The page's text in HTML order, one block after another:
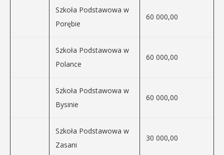
Szkoła Podstawowa w
Porębie
60 000,00
Szkoła Podstawowa w
Polance
60 000,00
Szkoła Podstawowa w
Bysinie
60 000,00
Szkoła Podstawowa w
Zasani
30 000,00